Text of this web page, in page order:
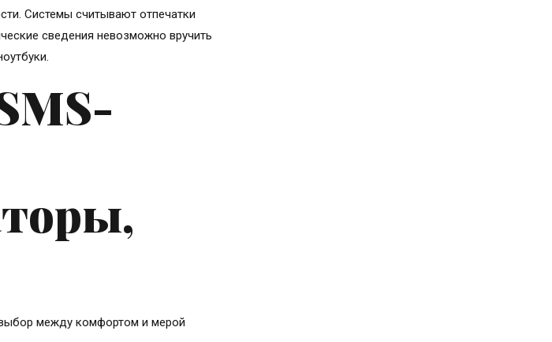
Системы считывают отпечатки
сведения невозможно вручить
между комфортом и мерой